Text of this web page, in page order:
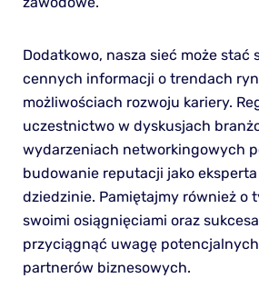
Dodatkowo, nasza sieć może stać
cennych informacji o trendach
możliwościach rozwoju kariery.
uczestnictwo w dyskusjach
wydarzeniach networkingowych
budowanie reputacji jako
dziedzinie. Pamiętajmy również o
swoimi osiągnięciami oraz
przyciągnąć uwagę
partnerów biznesowych.